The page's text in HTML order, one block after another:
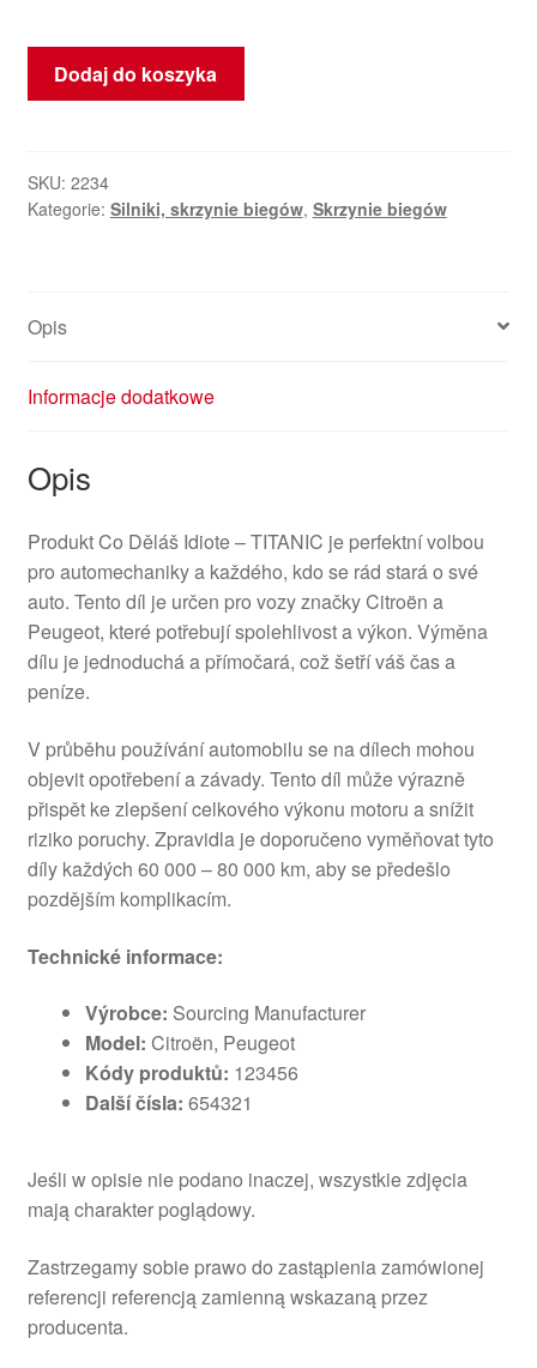
ilość
-
Titanic
Dodaj do koszyka
SKU: 2234
Kategorie: Silniki, skrzynie biegów, Skrzynie biegów
Opis
Informacje dodatkowe
Opis
Produkt Co Děláš Idiote – TITANIC je perfektní volbou
pro automechaniky a každého, kdo se rád stará o své
auto. Tento díl je určen pro vozy značky Citroën a
Peugeot, které potřebují spolehlivost a výkon. Výměna
dílu je jednoduchá a přímočará, což šetří váš čas a
peníze.
V průběhu používání automobilu se na dílech mohou
objevit opotřebení a závady. Tento díl může výrazně
přispět ke zlepšení celkového výkonu motoru a snížit
riziko poruchy. Zpravidla je doporučeno vyměňovat tyto
díly každých 60 000 – 80 000 km, aby se předešlo
pozdějším komplikacím.
Technické informace:
Výrobce: Sourcing Manufacturer
Model: Citroën, Peugeot
Kódy produktů: 123456
Další čísla: 654321
Jeśli w opisie nie podano inaczej, wszystkie zdjęcia
mają charakter poglądowy.
Zastrzegamy sobie prawo do zastąpienia zamówionej
referencji referencją zamienną wskazaną przez
producenta.